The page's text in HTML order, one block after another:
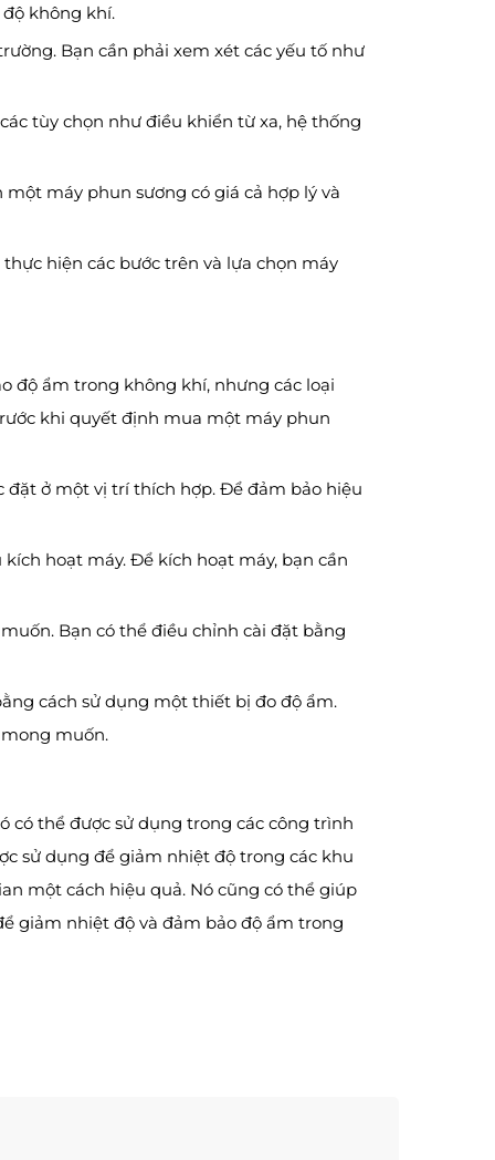
không khí.
Bạn cần phải xem xét các yếu tố như
tùy chọn như điều khiển từ xa, hệ thống
máy phun sương có giá cả hợp lý và
hiện các bước trên và lựa chọn máy
độ ẩm trong không khí, nhưng các loại
khi quyết định mua một máy phun
ở một vị trí thích hợp. Để đảm bảo hiệu
hoạt máy. Để kích hoạt máy, bạn cần
Bạn có thể điều chỉnh cài đặt bằng
cách sử dụng một thiết bị đo độ ẩm.
muốn.
có thể được sử dụng trong các công trình
sử dụng để giảm nhiệt độ trong các khu
một cách hiệu quả. Nó cũng có thể giúp
giảm nhiệt độ và đảm bảo độ ẩm trong